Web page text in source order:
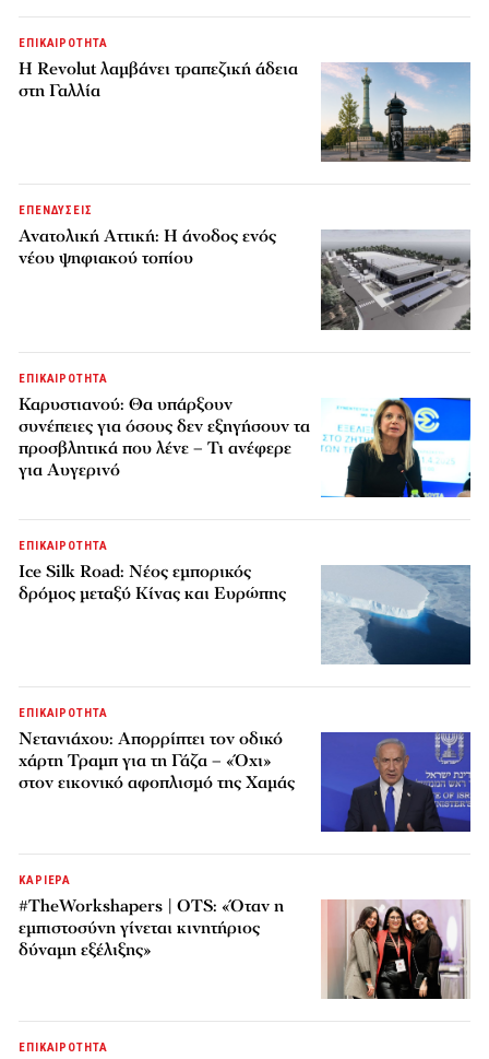
ΕΠΙΚΑΙΡΟΤΗΤΑ
Η Revolut λαμβάνει τραπεζική άδεια
στη Γαλλία
ΕΠΕΝΔΥΣΕΙΣ
Ανατολική Αττική: Η άνοδος ενός
νέου ψηφιακού τοπίου
ΕΠΙΚΑΙΡΟΤΗΤΑ
Καρυστιανού: Θα υπάρξουν
συνέπειες για όσους δεν εξηγήσουν τα
προσβλητικά που λένε – Τι ανέφερε
για Αυγερινό
ΕΠΙΚΑΙΡΟΤΗΤΑ
Ice Silk Road: Nέος εμπορικός
δρόμος μεταξύ Κίνας και Ευρώπης
ΕΠΙΚΑΙΡΟΤΗΤΑ
Νετανιάχου: Απορρίπτει τον οδικό
χάρτη Τραμπ για τη Γάζα – «Όχι»
στον εικονικό αφοπλισμό της Χαμάς
ΚΑΡΙΕΡΑ
#TheWorkshapers | OTS: «Όταν η
εμπιστοσύνη γίνεται κινητήριος
δύναμη εξέλιξης»
ΕΠΙΚΑΙΡΟΤΗΤΑ